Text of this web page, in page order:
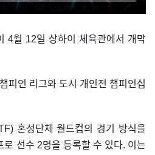
4월 12일 상하이 체육관에서 개막
피언 리그와 도시 개인전 챔피언십
혼성단체 월드컵의 경기 방식을
로 선수 2명을 등록할 수 있다. 이는